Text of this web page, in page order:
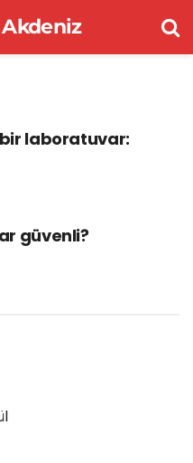
laboratuvar:
güvenli?